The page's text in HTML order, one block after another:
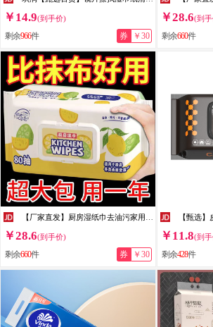
￥14.9(到手价)
剩余966件 券 ￥30
￥28.6(到
剩余660件
￥28.6(到手价)
剩余660件 券 ￥30
￥11.8(到
剩余428件